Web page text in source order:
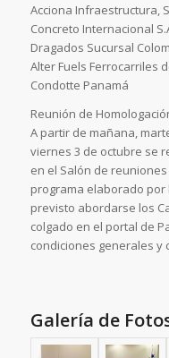
Acciona Infraestructura,
Concreto Internacional
Dragados Sucursal
Alter Fuels Ferrocarriles
Condotte Panamá
Reunión de
A partir de mañana,
viernes 3 de octubre se
en el Salón de
programa elaborado
previsto abordarse los
colgado en el portal de
condiciones generales y
Galería de